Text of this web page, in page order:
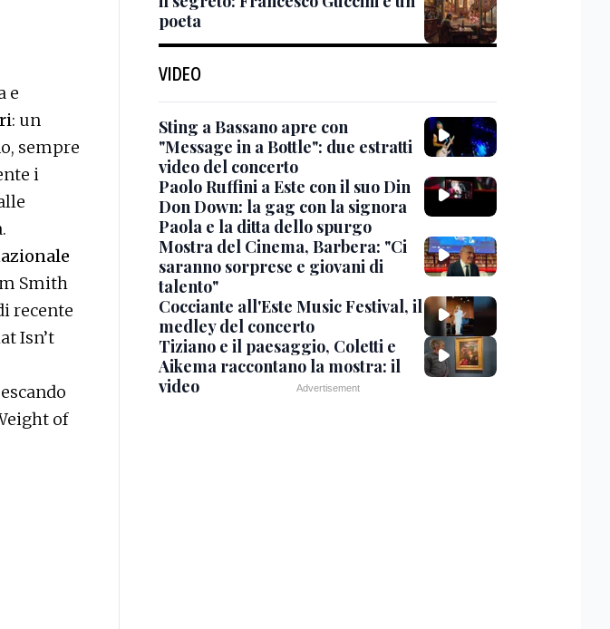
e
: un
sempre
i
Smith
recente
Isn’t
of
poeta
VIDEO
Sting a Bassano apre con
"Message in a Bottle": due estratti
video del concerto
Paolo Ruffini a Este con il suo Din
Don Down: la gag con la signora
Paola e la ditta dello spurgo
Mostra del Cinema, Barbera: "Ci
saranno sorprese e giovani di
talento"
Cocciante all'Este Music Festival, il
medley del concerto
Tiziano e il paesaggio, Coletti e
Aikema raccontano la mostra: il
video